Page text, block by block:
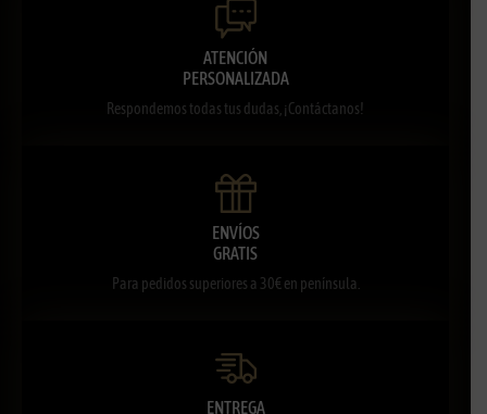
ATENCIÓN
PERSONALIZADA
Respondemos todas tus dudas, ¡Contáctanos!
ENVÍOS
GRATIS
Para pedidos superiores a 30€ en península.
ENTREGA